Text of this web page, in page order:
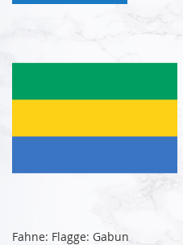
Fahne: Flagge: Gabun